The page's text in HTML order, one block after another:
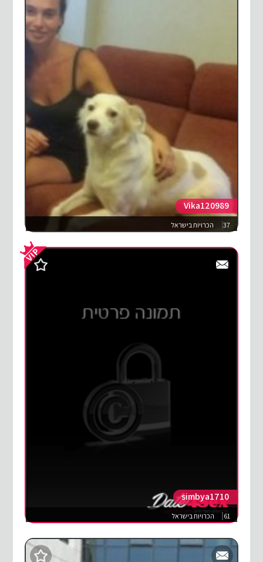
Vika120989
37 הכרויות בישראל
simbya1710
61 הכרויות בישראל